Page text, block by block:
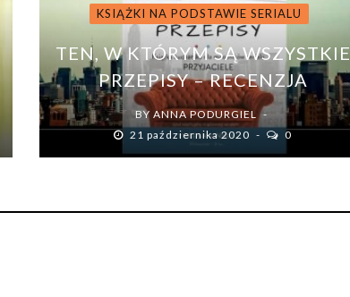
KSIĄŻKI NA PODSTAWIE SERIALU
TEN, W KTÓRYM SĄ WSZYSTKIE
PRZEPISY – RECENZJA
BY ANNA PODURGIEL
21 października 2020
0